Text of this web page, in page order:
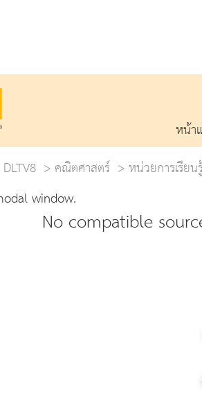
หน้า
DLTV8 คณิตศาสตร์ หน่วยการเรีย
window.
No compatible